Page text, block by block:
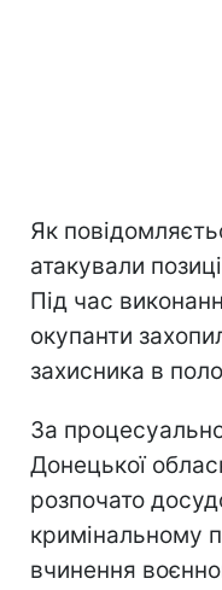
Як
атакували
Під час
окупанти
захисника в
За
Донецької
розпочато
кримінальному
вчинення